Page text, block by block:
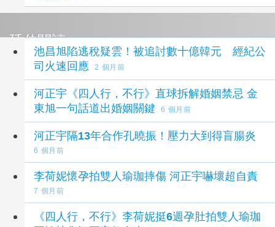
延伸閱讀
池昌旭陷逃稅疑雲！被追討數十億韓元 經紀公
司火速回應
2 個月前
河正宇《四人行，不行》直球拆解婚姻禁忌 金
東旭一句話道出婚姻關鍵
6 個月前
河正宇隔13年合作孔曉振！壓力大到得盲腸炎
6 個月前
李荷妮懷孕拍雙人瑜珈摔傷 河正宇嚇壞超自責
7 個月前
《四人行，不行》李荷妮挺6週孕肚拍雙人瑜珈